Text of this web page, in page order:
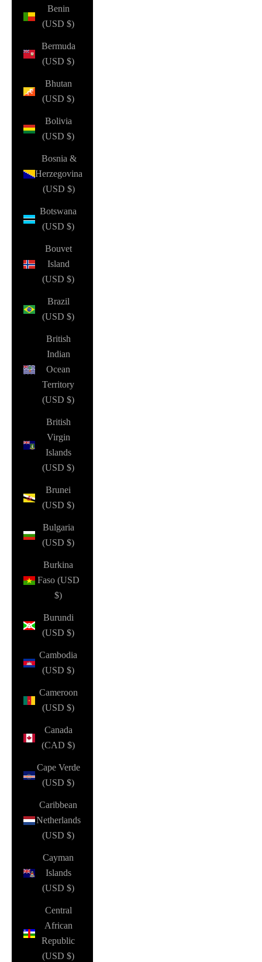
Benin
(USD $)
Bermuda
(USD $)
Bhutan
(USD $)
Bolivia
(USD $)
Bosnia &
Herzegovina
(USD $)
Botswana
(USD $)
Bouvet
Island
(USD $)
Brazil
(USD $)
British
Indian
Ocean
Territory
(USD $)
British
Virgin
Islands
(USD $)
Brunei
(USD $)
Bulgaria
(USD $)
Burkina
Faso (USD
$)
Burundi
(USD $)
Cambodia
(USD $)
Cameroon
(USD $)
Canada
(CAD $)
Cape Verde
(USD $)
Caribbean
Netherlands
(USD $)
Cayman
Islands
(USD $)
Central
African
Republic
(USD $)